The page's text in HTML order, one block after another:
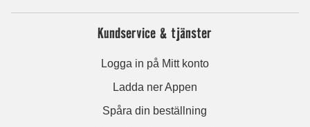
Kundservice & tjänster
Logga in på Mitt konto
Ladda ner Appen
Spåra din beställning